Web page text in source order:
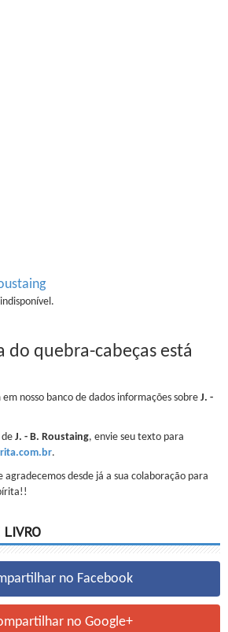
do quebra-cabeças está
nosso banco de dados informações sobre J. -
de J. - B. Roustaing, envie seu texto para
.
agradecemos desde já a sua colaboração para
LIVRO
no Facebook
no Google+